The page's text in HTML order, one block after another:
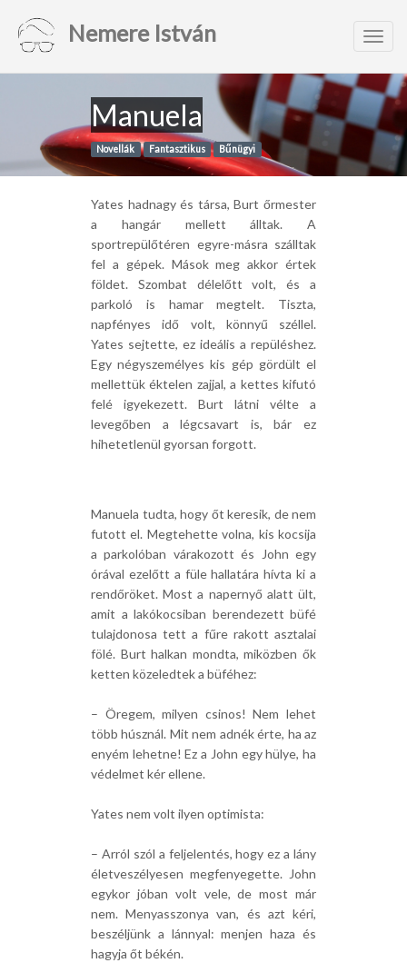
Nemere István
Manuela
Novellák Fantasztikus Bűnügyi
Yates hadnagy és társa, Burt őrmester
a hangár mellett álltak. A
sportrepülőtéren egyre-másra szálltak
fel a gépek. Mások meg akkor értek
földet. Szombat délelőtt volt, és a
parkoló is hamar megtelt. Tiszta,
napfényes idő volt, könnyű széllel.
Yates sejtette, ez ideális a repüléshez.
Egy négyszemélyes kis gép gördült el
mellettük éktelen zajjal, a kettes kifutó
felé igyekezett. Burt látni vélte a
levegőben a légcsavart is, bár ez
hihetetlenül gyorsan forgott.
Manuela tudta, hogy őt keresik, de nem
futott el. Megtehette volna, kis kocsija
a parkolóban várakozott és John egy
órával ezelőtt a füle hallatára hívta ki a
rendőröket. Most a napernyő alatt ült,
amit a lakókocsiban berendezett büfé
tulajdonosa tett a fűre rakott asztalai
fölé. Burt halkan mondta, miközben ők
ketten közeledtek a büféhez:
– Öregem, milyen csinos! Nem lehet
több húsznál. Mit nem adnék érte, ha az
enyém lehetne! Ez a John egy hülye, ha
védelmet kér ellene.
Yates nem volt ilyen optimista:
– Arról szól a feljelentés, hogy ez a lány
életveszélyesen megfenyegette. John
egykor jóban volt vele, de most már
nem. Menyasszonya van, és azt kéri,
beszéljünk a lánnyal: menjen haza és
hagyja őt békén.